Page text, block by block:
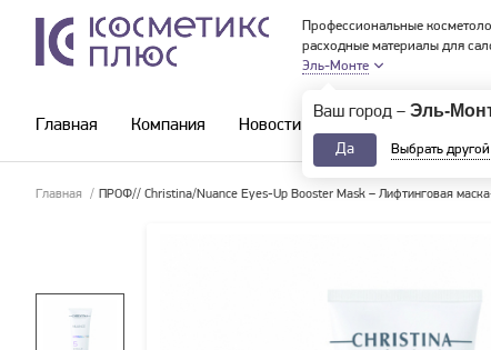
Профессиональные
расходные материалы для
Эль-Монте
Ваш город – Эль-
Да Выбрать
Главная Компания Новости и акции
Главная / ПРОФ// Christina/Nuance Eyes-Up Booster Mask – Лифтинговая